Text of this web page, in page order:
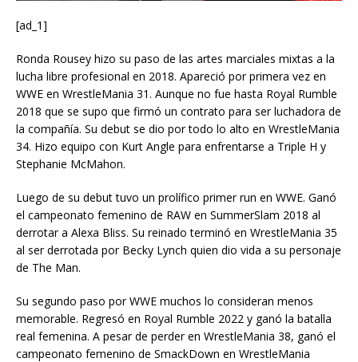
[ad_1]
Ronda Rousey hizo su paso de las artes marciales mixtas a la
lucha libre profesional en 2018. Apareció por primera vez en
WWE en WrestleMania 31. Aunque no fue hasta Royal Rumble
2018 que se supo que firmó un contrato para ser luchadora de
la compañía. Su debut se dio por todo lo alto en WrestleMania
34. Hizo equipo con Kurt Angle para enfrentarse a Triple H y
Stephanie McMahon.
Luego de su debut tuvo un prolífico primer run en WWE. Ganó
el campeonato femenino de RAW en SummerSlam 2018 al
derrotar a Alexa Bliss. Su reinado terminó en WrestleMania 35
al ser derrotada por Becky Lynch quien dio vida a su personaje
de The Man.
Su segundo paso por WWE muchos lo consideran menos
memorable. Regresó en Royal Rumble 2022 y ganó la batalla
real femenina. A pesar de perder en WrestleMania 38, ganó el
campeonato femenino de SmackDown en WrestleMania